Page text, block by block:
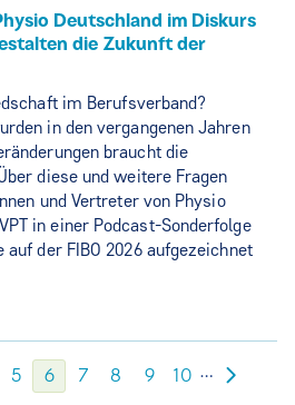
Deutschland im Diskurs
die Zukunft der
im Berufsverband?
in den vergangenen Jahren
braucht die
diese und weitere Fragen
und Vertreter von Physio
in einer Podcast-Sonderfolge
der FIBO 2026 aufgezeichnet
5 6 7 8 9 10 …